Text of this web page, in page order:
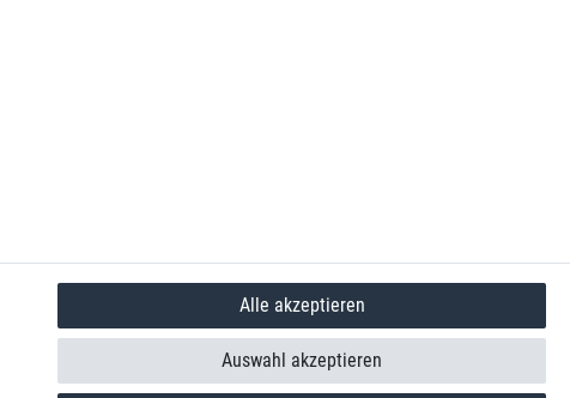
Alle akzeptieren
Auswahl akzeptieren